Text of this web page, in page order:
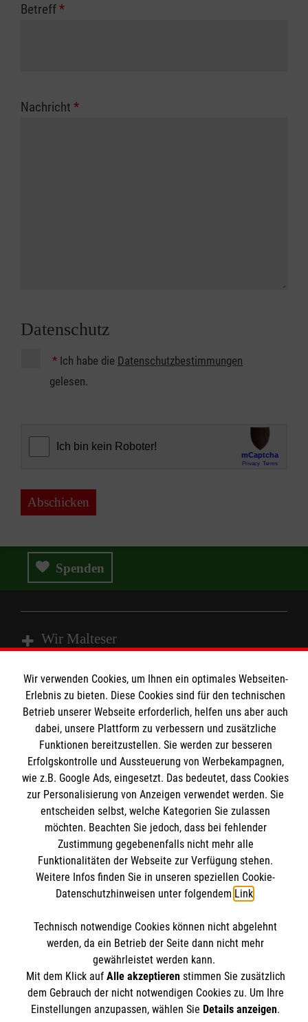
Betreff*
Nachricht *
Datenschutz
* Ich habe die Datenschutzbestimmungen
gelesen.
Abschicken
Spenden
Wir Malteser
Angebote & Leistungen
Kursangebote
Mitarbeiten
Stellenangebote
Wir Malteser
Informationen
Kontakt
Presse und Medien
Transparenz
Impressum
Datenschutz
Barrierefreiheit
Malteser online
Malteserorden
Malteser Jugend
Malteser International
Sharepoint
Spendenkonto
Bank: Pax-Bank für Kirche und Caritas eG
IBAN: DE90 3706 0120 1201 2100 18
BIC: GENODED1PA7
Soziale Netzwerke
Der Malteser Hilfsdienst e.V. ist als eingetragene
gemeinnützige Organisation von der Körperschaft- und
Wir verwenden Cookies, um Ihnen ein optimales Webseiten-
Erlebnis zu bieten. Diese Cookies sind für den technischen
Betrieb unserer Webseite erforderlich, helfen uns aber auch
dabei, unsere Plattform zu verbessern und zusätzliche
Funktionen bereitzustellen. Sie werden zur besseren
Erfolgskontrolle und Aussteuerung von Werbekampagnen,
wie z.B. Google Ads, eingesetzt. Das bedeutet, dass Cookies
zur Personalisierung von Anzeigen verwendet werden. Sie
entscheiden selbst, welche Kategorien Sie zulassen
möchten. Beachten Sie jedoch, dass bei fehlender
Zustimmung gegebenenfalls nicht mehr alle
Funktionalitäten der Webseite zur Verfügung stehen.
Weitere Infos finden Sie in unseren speziellen Cookie-
Datenschutzhinweisen unter folgendem Link.
Technisch notwendige Cookies können nicht abgelehnt
werden, da ein Betrieb der Seite dann nicht mehr
gewährleistet werden kann.
Mit dem Klick auf Alle akzeptierenstimmen Sie zusätzlich
dem Gebrauch der nicht notwendigen Cookies zu. Um Ihre
Einstellungen anzupassen, wählen Sie Details anzeigen.